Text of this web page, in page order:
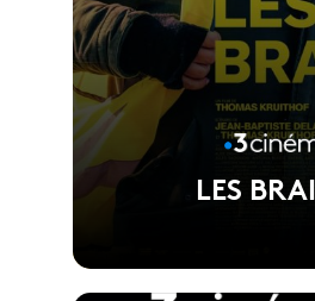
LES